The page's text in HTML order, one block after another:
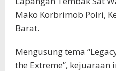
Mako Korbrimob Polri,
Barat.
Mengusung tema
the Extreme”, kejuaraan